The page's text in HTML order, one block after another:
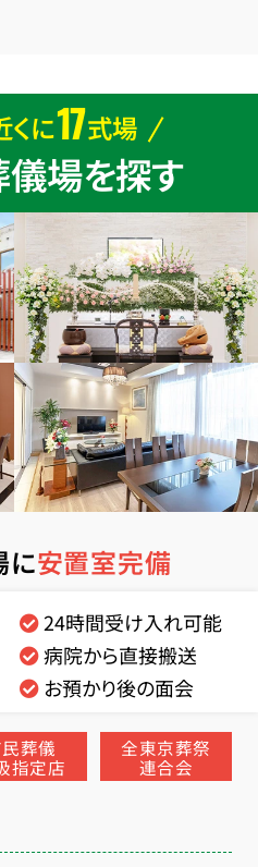
くに17式場
儀場を探す
に安置室完備
24時間受け入れ可能
病院から直接搬送
お預かり後の面会
葬儀
指定店
全東京葬祭
連合会